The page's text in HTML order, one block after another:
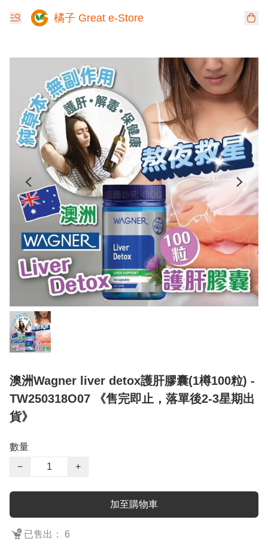
橘子 Great e-Store
澳洲Wagner liver detox護肝膠囊(1樽100粒) -
TW250318O07 《售完即止，落單後2-3星期出
貨》
數量
−
+
加至購物車
已售出： 6